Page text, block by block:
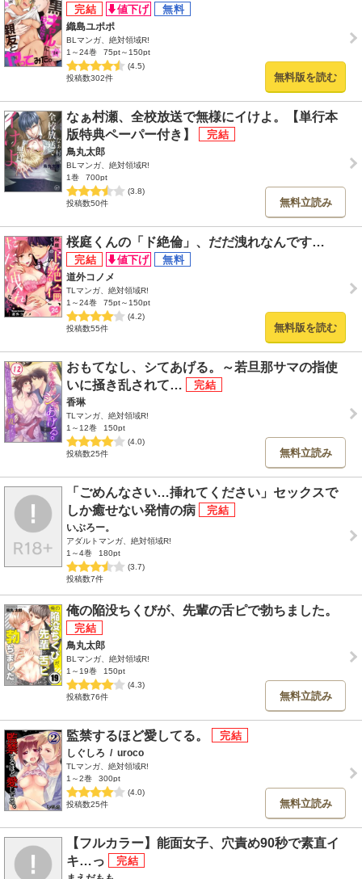
織島ユポポ
BLマンガ、絶対領域R!
1～24巻
75pt～150pt
(4.5)
投稿数302件
無料版を読む
なぁ村瀬、全校放送で無様にイけよ。【単行本
版特典ペーパー付き】
鳥丸太郎
BLマンガ、絶対領域R!
1巻
700pt
(3.8)
投稿数50件
無料立読み
桜庭くんの「ド絶倫」、だだ洩れなんです…
道外コノメ
TLマンガ、絶対領域R!
1～24巻
75pt～150pt
(4.2)
投稿数55件
無料版を読む
おもてなし、シてあげる。～若旦那サマの指使
いに掻き乱されて…
香琳
TLマンガ、絶対領域R!
1～12巻
150pt
(4.0)
投稿数25件
無料立読み
「ごめんなさい…挿れてください」セックスで
しか癒せない発情の病
いぶろー。
アダルトマンガ、絶対領域R!
1～4巻
180pt
(3.7)
投稿数7件
俺の陥没ちくびが、先輩の舌ピで勃ちました。
鳥丸太郎
BLマンガ、絶対領域R!
1～19巻
150pt
(4.3)
投稿数76件
無料立読み
監禁するほど愛してる。
しぐしろ / uroco
TLマンガ、絶対領域R!
1～2巻
300pt
(4.0)
投稿数25件
無料立読み
【フルカラー】能面女子、穴責め90秒で素直イ
キ…っ